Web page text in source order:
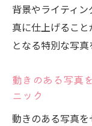
背景やライティ
真に仕上げるこ
となる特別な写真
動きのある写真
ニック
動きのある写真